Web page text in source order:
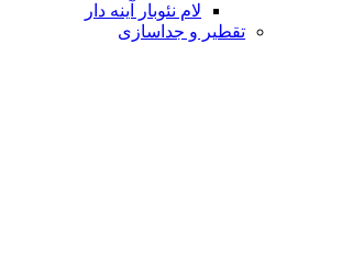
لام نئوبار آینه دار
تقطیر و جداسازی